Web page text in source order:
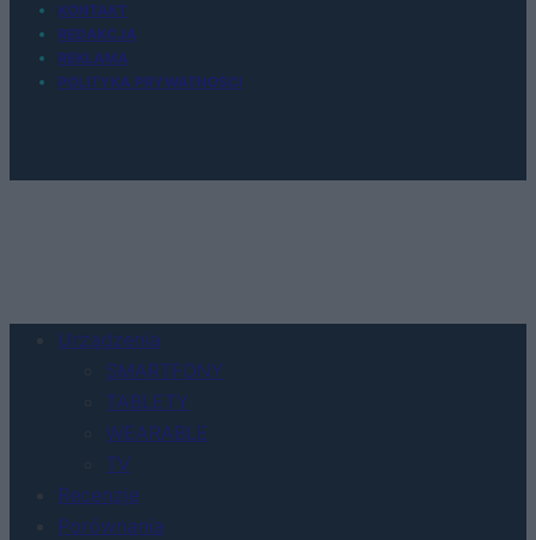
KONTAKT
REDAKCJA
REKLAMA
POLITYKA PRYWATNOŚCI
Urządzenia
SMARTFONY
TABLETY
WEARABLE
TV
Recenzje
Porównania